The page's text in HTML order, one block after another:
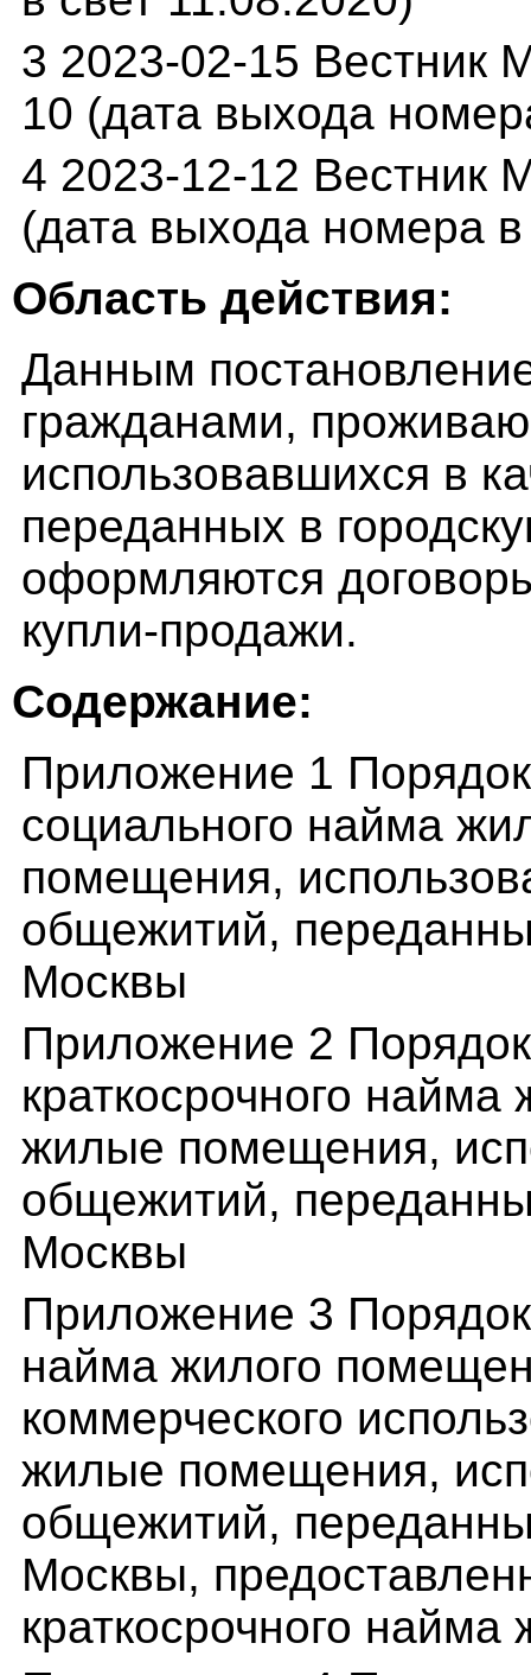
3 2023-02-15 Вестник
10 (дата выхода
4 2023-12-12 Вестник
(дата выхода номера в
Область действия:
Данным
гражданами,
использовавшихся в
переданных в
оформляются
купли-продажи.
Содержание:
Приложение 1
социального найма
помещения,
общежитий,
Москвы
Приложение 2
краткосрочного
жилые помещения,
общежитий,
Москвы
Приложение 3
найма жилого
коммерческого
жилые помещения,
общежитий,
Москвы,
краткосрочного